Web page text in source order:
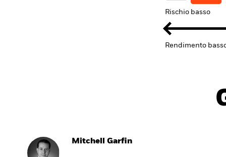
Rischio basso
Rendimento
Mitchell Garfin